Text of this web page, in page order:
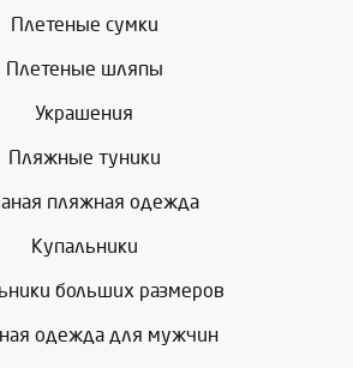
Плетеные сумки
Плетеные шляпы
Украшения
Пляжные туники
пляжная одежда
Купальники
больших размеров
одежда для мужчин